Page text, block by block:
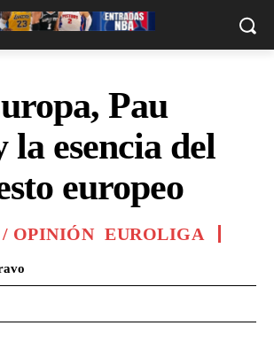
Pau
la esencia del
europeo
OPINIÓN EUROLIGA